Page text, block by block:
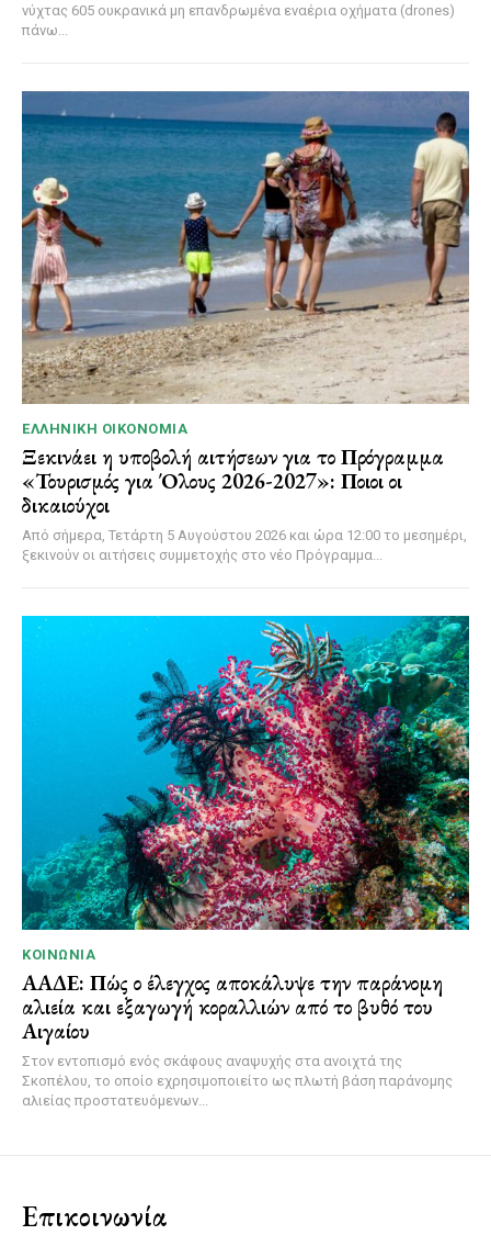
νύχτας 605 ουκρανικά μη επανδρωμένα εναέρια οχήματα (drones)
πάνω...
ΕΛΛΗΝΙΚΉ ΟΙΚΟΝΟΜΊΑ
Ξεκινάει η υποβολή αιτήσεων για το Πρόγραμμα
«Τουρισμός για Όλους 2026-2027»: Ποιοι οι
δικαιούχοι
Από σήμερα, Τετάρτη 5 Αυγούστου 2026 και ώρα 12:00 το μεσημέρι,
ξεκινούν οι αιτήσεις συμμετοχής στο νέο Πρόγραμμα...
ΚΟΙΝΩΝΊΑ
ΑΑΔΕ: Πώς ο έλεγχος αποκάλυψε την παράνομη
αλιεία και εξαγωγή κοραλλιών από το βυθό του
Αιγαίου
Στον εντοπισμό ενός σκάφους αναψυχής στα ανοιχτά της
Σκοπέλου, το οποίο εχρησιμοποιείτο ως πλωτή βάση παράνομης
αλιείας προστατευόμενων...
Επικοινωνία